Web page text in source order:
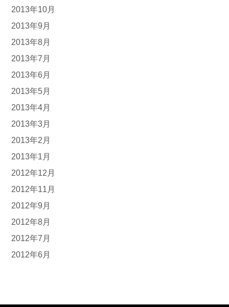
2013年10月
2013年9月
2013年8月
2013年7月
2013年6月
2013年5月
2013年4月
2013年3月
2013年2月
2013年1月
2012年12月
2012年11月
2012年9月
2012年8月
2012年7月
2012年6月